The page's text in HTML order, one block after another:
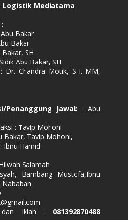
Logistik Mediatama
:
Bakar
Bakar
Bakar, SH
Abu Bakar, SH
Dr. Chandra Motik, SH. MM,
Penanggung Jawab : Abu
: Tavip Mohoni
Bakar, Tavip Mohoni,
Ibnu Hamid
Salamah
Bambang Mustofa,Ibnu
Nababan
dan Iklan : 081392870488